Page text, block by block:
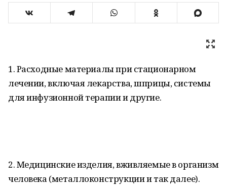
1. Расходные материалы при стационарном
лечении, включая лекарства, шприцы, системы
для инфузионной терапии и другие.
2. Медицинские изделия, вживляемые в организм
человека (металлоконструкции и так далее).